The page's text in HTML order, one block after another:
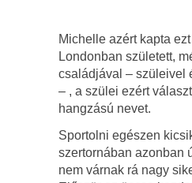
Michelle azért kapta
Londonban született,
családjával – szüleivel
– , a szülei ezért
hangzású nevet.
Sportolni egészen
szertornában azonban
nem várnak rá nagy